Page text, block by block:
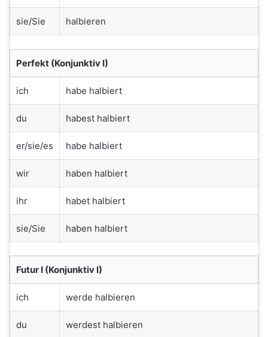
sie/Sie halbieren
Perfekt (Konjunktiv I)
ich habe halbiert
du habest halbiert
er/sie/es habe halbiert
wir haben halbiert
ihr habet halbiert
sie/Sie haben halbiert
Futur I (Konjunktiv I)
ich werde halbieren
du werdest halbieren